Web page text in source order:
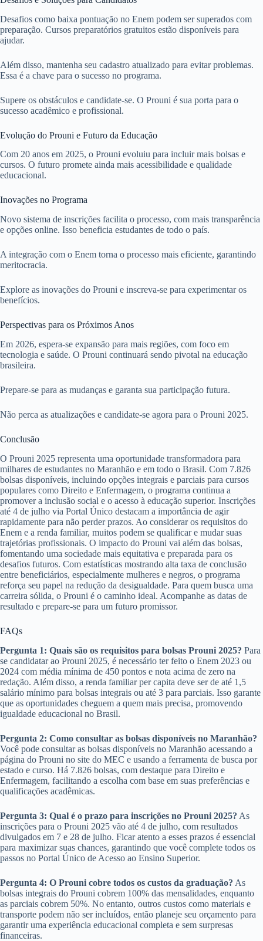
Desafios como baixa pontuação no Enem podem ser superados com
preparação. Cursos preparatórios gratuitos estão disponíveis para
ajudar.
Além disso, mantenha seu cadastro atualizado para evitar problemas.
Essa é a chave para o sucesso no programa.
Supere os obstáculos e candidate-se. O Prouni é sua porta para o
sucesso acadêmico e profissional.
Evolução do Prouni e Futuro da Educação
Com 20 anos em 2025, o Prouni evoluiu para incluir mais bolsas e
cursos. O futuro promete ainda mais acessibilidade e qualidade
educacional.
Inovações no Programa
Novo sistema de inscrições facilita o processo, com mais transparência
e opções online. Isso beneficia estudantes de todo o país.
A integração com o Enem torna o processo mais eficiente, garantindo
meritocracia.
Explore as inovações do Prouni e inscreva-se para experimentar os
benefícios.
Perspectivas para os Próximos Anos
Em 2026, espera-se expansão para mais regiões, com foco em
tecnologia e saúde. O Prouni continuará sendo pivotal na educação
brasileira.
Prepare-se para as mudanças e garanta sua participação futura.
Não perca as atualizações e candidate-se agora para o Prouni 2025.
Conclusão
O Prouni 2025 representa uma oportunidade transformadora para
milhares de estudantes no Maranhão e em todo o Brasil. Com 7.826
bolsas disponíveis, incluindo opções integrais e parciais para cursos
populares como Direito e Enfermagem, o programa continua a
promover a inclusão social e o acesso à educação superior. Inscrições
até 4 de julho via Portal Único destacam a importância de agir
rapidamente para não perder prazos. Ao considerar os requisitos do
Enem e a renda familiar, muitos podem se qualificar e mudar suas
trajetórias profissionais. O impacto do Prouni vai além das bolsas,
fomentando uma sociedade mais equitativa e preparada para os
desafios futuros. Com estatísticas mostrando alta taxa de conclusão
entre beneficiários, especialmente mulheres e negros, o programa
reforça seu papel na redução da desigualdade. Para quem busca uma
carreira sólida, o Prouni é o caminho ideal. Acompanhe as datas de
resultado e prepare-se para um futuro promissor.
FAQs
Pergunta 1: Quais são os requisitos para bolsas Prouni 2025? Para
se candidatar ao Prouni 2025, é necessário ter feito o Enem 2023 ou
2024 com média mínima de 450 pontos e nota acima de zero na
redação. Além disso, a renda familiar per capita deve ser de até 1,5
salário mínimo para bolsas integrais ou até 3 para parciais. Isso garante
que as oportunidades cheguem a quem mais precisa, promovendo
igualdade educacional no Brasil.
Pergunta 2: Como consultar as bolsas disponíveis no Maranhão?
Você pode consultar as bolsas disponíveis no Maranhão acessando a
página do Prouni no site do MEC e usando a ferramenta de busca por
estado e curso. Há 7.826 bolsas, com destaque para Direito e
Enfermagem, facilitando a escolha com base em suas preferências e
qualificações acadêmicas.
Pergunta 3: Qual é o prazo para inscrições no Prouni 2025? As
inscrições para o Prouni 2025 vão até 4 de julho, com resultados
divulgados em 7 e 28 de julho. Ficar atento a esses prazos é essencial
para maximizar suas chances, garantindo que você complete todos os
passos no Portal Único de Acesso ao Ensino Superior.
Pergunta 4: O Prouni cobre todos os custos da graduação? As
bolsas integrais do Prouni cobrem 100% das mensalidades, enquanto
as parciais cobrem 50%. No entanto, outros custos como materiais e
transporte podem não ser incluídos, então planeje seu orçamento para
garantir uma experiência educacional completa e sem surpresas
financeiras.